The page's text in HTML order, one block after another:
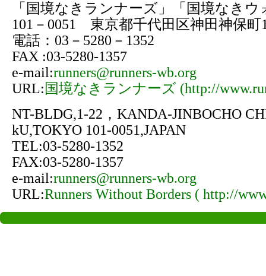
「国境なきランナーズ」「国境なき
101－0051 東京都千代田区神田神保町
電話：03－5280－1352
FAX :03-5280-1357
e-mail:runners@runners-wb.org
URL:国境なきランナーズ (http://
NT-BLDG,1-22，KANDA-JINBOCHO
kU,TOKYO 101-0051,JAPAN
TEL:03-5280-1352
FAX:03-5280-1357
e-mail:runners@runners-wb.org
URL:Runners Without Borders ( http://